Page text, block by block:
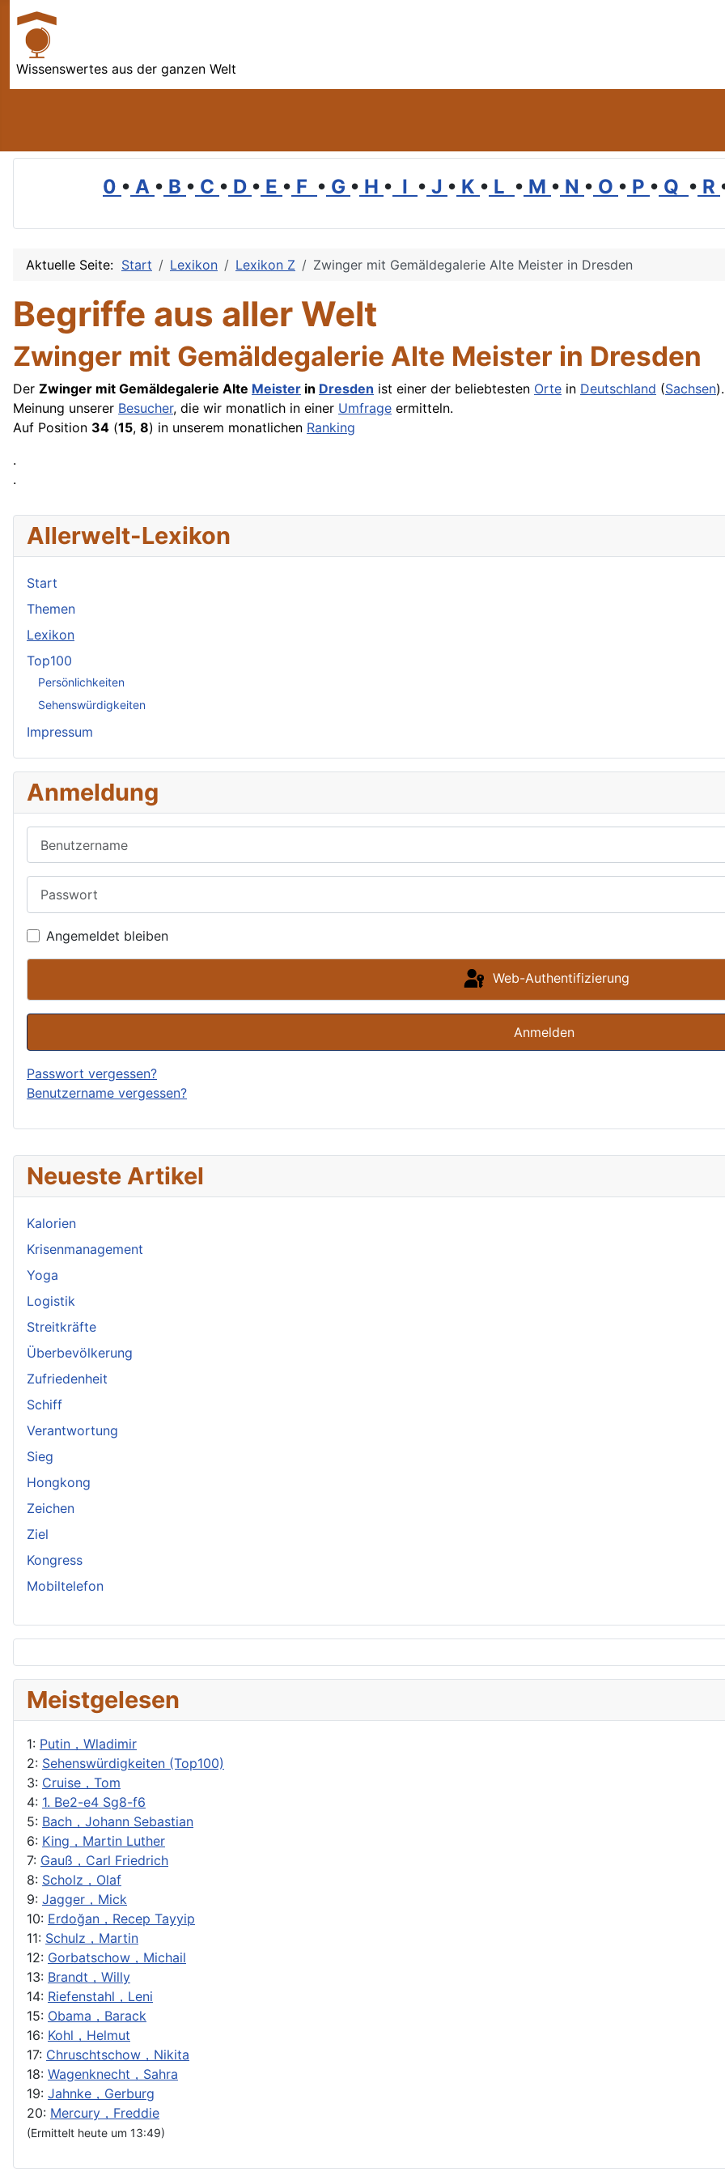
Wissenswertes aus der ganzen Welt
0 • A • B • C • D • E • F • G • H • I • J • K • L • M • N • O • P • Q • R
Neueste Artikel
Kalorien
Krisenmanagement
Yoga
Logistik
Streitkräfte
Überbevölkerung
Zufriedenheit
Schiff
Verantwortung
Sieg
Hongkong
Zeichen
Ziel
Kongress
Mobiltelefon
Meistgelesen
1: Putin，Wladimir
2: Sehenswürdigkeiten (Top100)
3: Cruise，Tom
4: 1. Be2-e4 Sg8-f6
5: Bach，Johann Sebastian
6: King，Martin Luther
7: Gauß，Carl Friedrich
8: Scholz，Olaf
9: Jagger，Mick
10: Erdoğan，Recep Tayyip
11: Schulz，Martin
12: Gorbatschow，Michail
13: Brandt，Willy
14: Riefenstahl，Leni
15: Obama，Barack
16: Kohl，Helmut
17: Chruschtschow，Nikita
18: Wagenknecht，Sahra
19: Jahnke，Gerburg
20: Mercury，Freddie
(Ermittelt heute um 13:49)
Aktuelle Seite: Start Lexikon Lexikon Z Zwinger mit Gemäldegalerie Alte Meister in Dresden
Begriffe aus aller Welt
Zwinger mit Gemäldegalerie Alte Meister in Dresden
Der Zwinger mit Gemäldegalerie Alte Meister in Dresden ist einer der beliebtesten Orte in Deutschland (Sachsen
Meinung unserer Besucher, die wir monatlich in einer Umfrage ermitteln.
Auf Position 34 (15, 8) in unserem monatlichen Ranking
.
.
Allerwelt-Lexikon
Start
Themen
Lexikon
Top100
Persönlichkeiten
Sehenswürdigkeiten
Impressum
Anmeldung
Angemeldet bleiben
Web-Authentifizierung
Anmelden
Passwort vergessen?
Benutzername vergessen?